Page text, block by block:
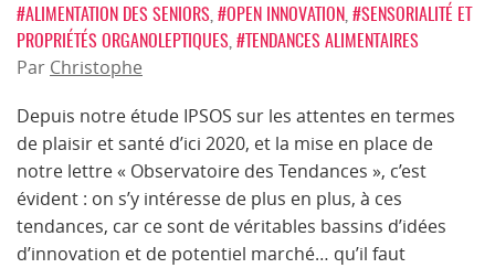
#ALIMENTATION DES SENIORS #OPEN INNOVATION #SENSORIALITÉ ET
PROPRIÉTÉS ORGANOLEPTIQUES #TENDANCES ALIMENTAIRES
Par Christophe
Depuis notre étude IPSOS sur les attentes en termes
de plaisir et santé d’ici 2020, et la mise en place de
notre lettre « Observatoire des Tendances », c’est
évident : on s’y intéresse de plus en plus, à ces
tendances, car ce sont de véritables bassins d’idées
d’innovation et de potentiel marché… qu’il faut